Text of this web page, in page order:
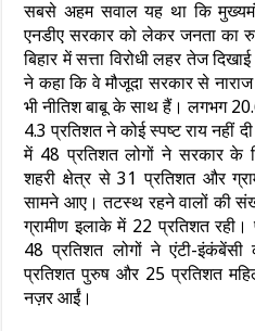
सबसे अहम सवाल यह था कि
एनडीए सरकार को लेकर जनता
बिहार में सत्ता विरोधी लहर तेज
ने कहा कि वे मौजूदा सरकार से
भी नीतिश बाबू के साथ हैं। लगभग
4.3 प्रतिशत ने कोई स्पष्ट राय नहीं
में 48 प्रतिशत लोगों ने सरकार के
शहरी क्षेत्र से 31 प्रतिशत और
सामने आए। तटस्थ रहने वालों की
ग्रामीण इलाके में 22 प्रतिशत रही।
48 प्रतिशत लोगों ने एंटी-इंकंबेंसी
प्रतिशत पुरुष और 25 प्रतिशत
नज़र आईं।